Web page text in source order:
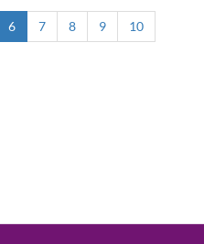
6 7 8 9 10